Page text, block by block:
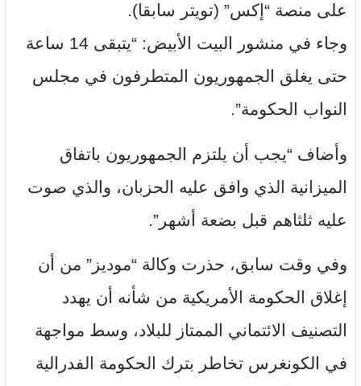
على منصة “إكس” (تويتر سابقا).
وجاء في منشور البيت الأبيض: “يتبقى 14 ساعة
حتى يغلق الجمهوريون المتطرفون في مجلس
النواب الحكومة”.
وأضاف “يجب أن يلتزم الجمهوريون باتفاق
الميزانية الذي وافق عليه الحزبان، والذي صوت
عليه ثلثاهم قبل بضعة أشهر”.
وفي وقت سابق، حذرت وكالة “موديز” من أن
إغلاق الحكومة الأمريكية من شأنه أن يهدد
التصنيف الائتماني الممتاز للبلاد، وسط مواجهة
في الكونغرس تخاطر بترك الحكومة الفدرالية